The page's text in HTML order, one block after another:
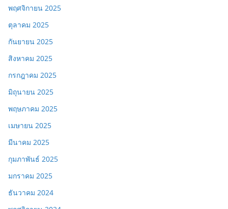
พฤศจิกายน 2025
ตุลาคม 2025
กันยายน 2025
สิงหาคม 2025
กรกฎาคม 2025
มิถุนายน 2025
พฤษภาคม 2025
เมษายน 2025
มีนาคม 2025
กุมภาพันธ์ 2025
มกราคม 2025
ธันวาคม 2024